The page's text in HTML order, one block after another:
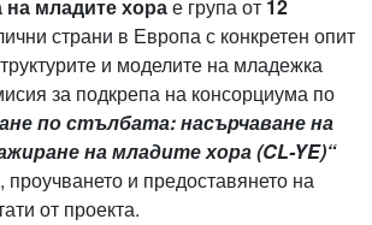
на младите хорае група от 12
страни в Европа с конкретен опит
и моделите на младежка
за подкрепа на консорциума по
по стълбата: насърчаване на
на младите хора (CL-YE)“
проучването и предоставянето на
от проекта.